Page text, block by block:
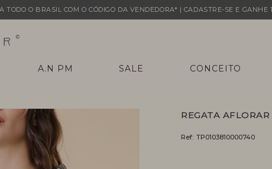
TODO O BRASIL COM O CÓDIGO DA VENDEDORA* | CADASTRE-SE E
A.N PM SALE CONCEITO
REGATA AFLORAR
Ref: TP0103810000740